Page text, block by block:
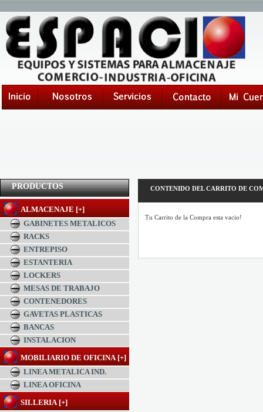
PRODUCTOS
ALMACENAJE [+]
GABINETES METALICOS
RACKS
ENTREPISO
ESTANTERIA
LOCKERS
MESAS DE TRABAJO
CONTENEDORES
GAVETAS PLASTICAS
BANCAS
INSTALACION
MOBILIARIO DE OFICINA [+]
LINEA METALICA IND.
LINEA OFICINA
SILLERIA [+]
CONTENIDO DEL CARRITO DE
Tu Carrito de la Compra esta vacio!